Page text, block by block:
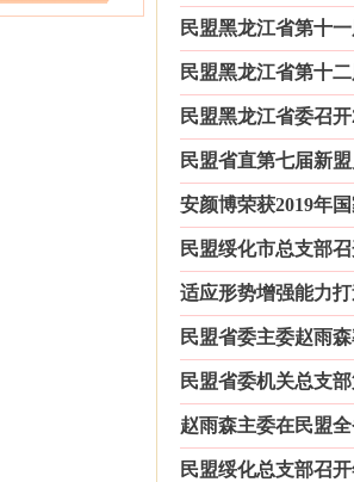
中央关于开展“不忘合作初心，继续携手前进”主题
民盟黑龙江省第十
民盟黑龙江省第十
民盟黑龙江省委召
民盟省直第七届新
安颜博荣获2019年
民盟绥化市总支部
适应形势增强能力
民盟省委主委赵雨
民盟省委机关总支
赵雨森主委在民盟
民盟绥化总支部召